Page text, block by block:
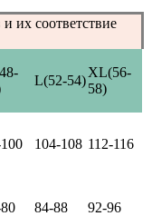
их соответствие
L(52-54)
XL(56-
58)
104-108 112-116
84-88 92-96